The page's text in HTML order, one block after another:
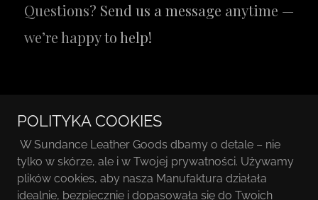
SKÓRZANE PREMIUM. Wszystkie teksty, zdjęcia, ilustracje
oraz projekty są autorstwa właściciela marki.
POLITYKA COOKIES
W Sundance Leather Goods dbamy o detale – nie
tylko w skórze, ale i w Twojej prywatności. Używamy
plików cookies, aby nasza Manufaktura działała
idealnie, bezpiecznie i dopasowała się do Twoich